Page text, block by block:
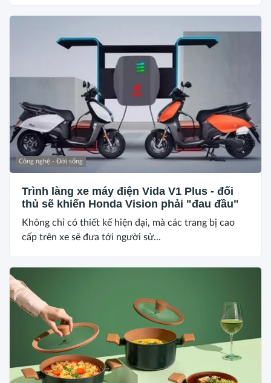
Công nghệ - Đời sống
Trình làng xe máy điện Vida V1 Plus - đối
thủ sẽ khiến Honda Vision phải "đau đầu"
Không chỉ có thiết kế hiện đại, mà các trang bị cao
cấp trên xe sẽ đưa tới người sử...